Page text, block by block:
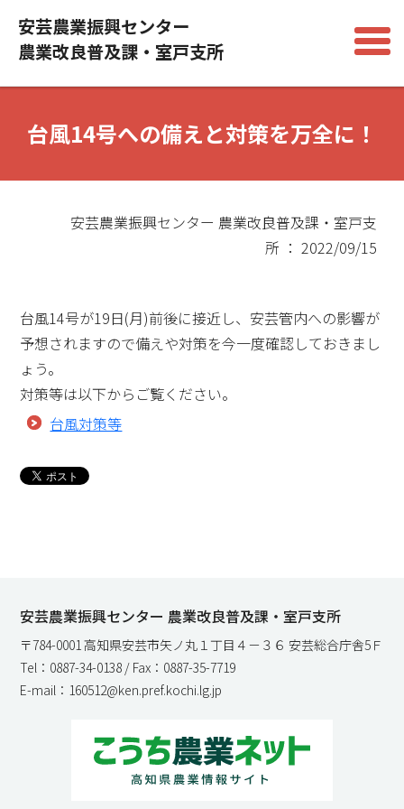
安芸農業振興センター
農業改良普及課・室戸支所
台風14号への備えと対策を万全に！
安芸農業振興センター 農業改良普及課・室戸支
所 ： 2022/09/15
台風14号が19日(月)前後に接近し、安芸管内への影響が
予想されますので備えや対策を今一度確認しておきまし
ょう。
対策等は以下からご覧ください。
台風対策等
安芸農業振興センター 農業改良普及課・室戸支所
〒784-0001 高知県安芸市矢ノ丸１丁目４－３６ 安芸総合庁舎5Ｆ
Tel：0887-34-0138 / Fax：0887-35-7719
E-mail：160512@ken.pref.kochi.lg.jp